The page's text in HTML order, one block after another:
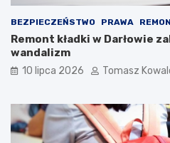
BEZPIECZEŃSTWO PRAWA
Remont kładki w Darłowie
wandalizm
10 lipca 2026 Tomasz